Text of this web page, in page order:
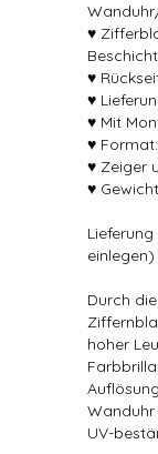
♥
♥
♥
♥ Mit
♥
♥ Zeiger
♥
Lieferung
einlegen)
Durch
hoher
UV-